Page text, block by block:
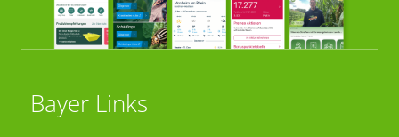
Bayer Links